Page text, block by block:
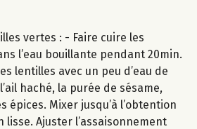
vertes : - Faire cuire les
l’eau bouillante pendant 20min.
lentilles avec un peu d’eau de
haché, la purée de sésame,
épices. Mixer jusqu’à l’obtention
lisse. Ajuster l’assaisonnement